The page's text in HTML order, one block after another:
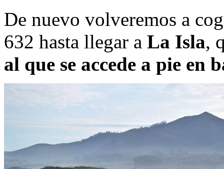
De nuevo volveremos a
632 hasta llegar a La Isla,
al que se accede a pie en